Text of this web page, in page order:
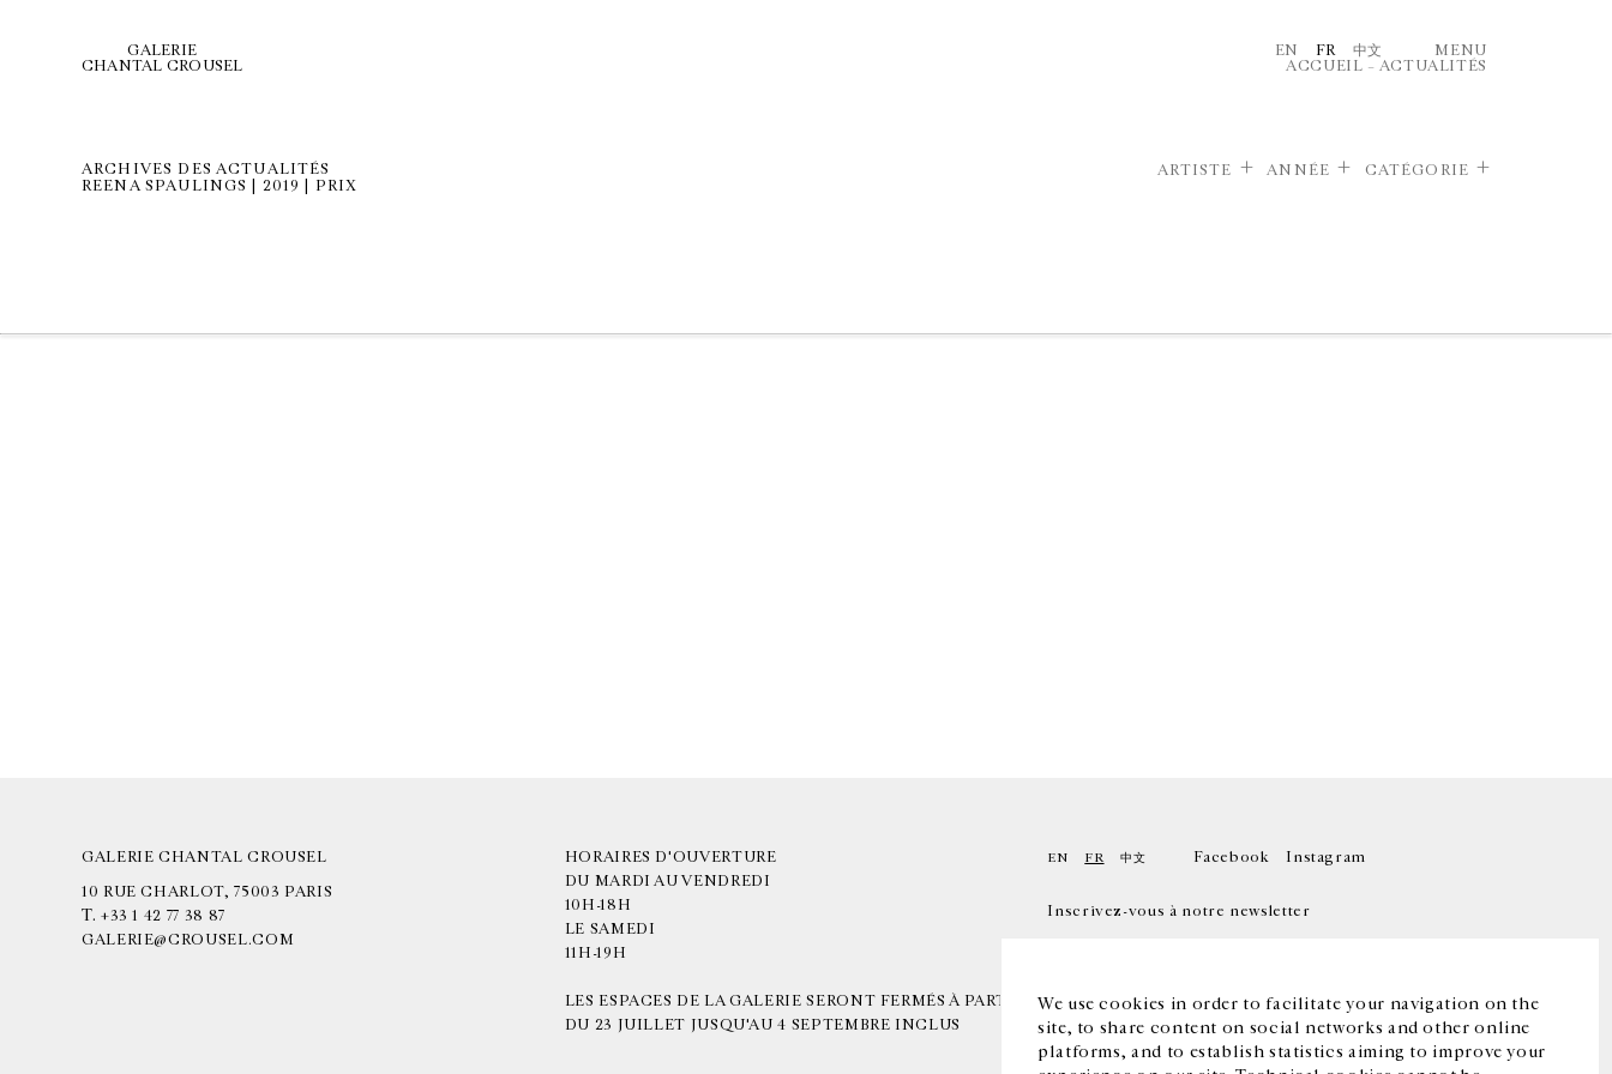
We use cookies in order to facilitate your navigation on the
site, to share content on social networks and other online
platforms, and to establish statistics aiming to improve your
GALERIE
CHANTAL CROUSEL
EN FR 中文
MENU
ACCUEIL – ACTUALITÉS
ARCHIVES DES ACTUALITÉS
REENA SPAULINGS | 2019 | PRIX
ARTISTE ANNÉE CATÉGORIE
GALERIE CHANTAL CROUSEL
10 RUE CHARLOT, 75003 PARIS
T. +33 1 42 77 38 87
GALERIE@CROUSEL.COM
HORAIRES D'OUVERTURE
DU MARDI AU VENDREDI
10H-18H
LE SAMEDI
11H-19H
LES ESPACES DE LA GALERIE SERONT FERMÉS À PARTIR
DU 23 JUILLET JUSQU'AU 4 SEPTEMBRE INCLUS
EN FR 中文 Facebook Instagram
Inscrivez-vous à notre newsletter